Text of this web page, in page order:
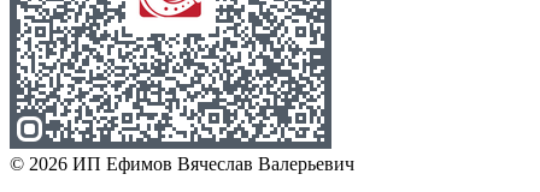
© 2026 ИП Ефимов Вячеслав Валерьевич